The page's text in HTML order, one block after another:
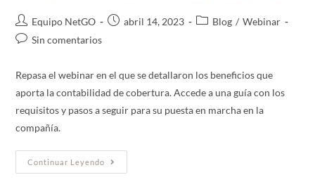
Equipo NetGO abril 14, 2023 Blog / Webinar
Sin comentarios
Repasa el webinar en el que se detallaron los beneficios que
aporta la contabilidad de cobertura. Accede a una guía con los
requisitos y pasos a seguir para su puesta en marcha en la
compañía.
Continuar Leyendo